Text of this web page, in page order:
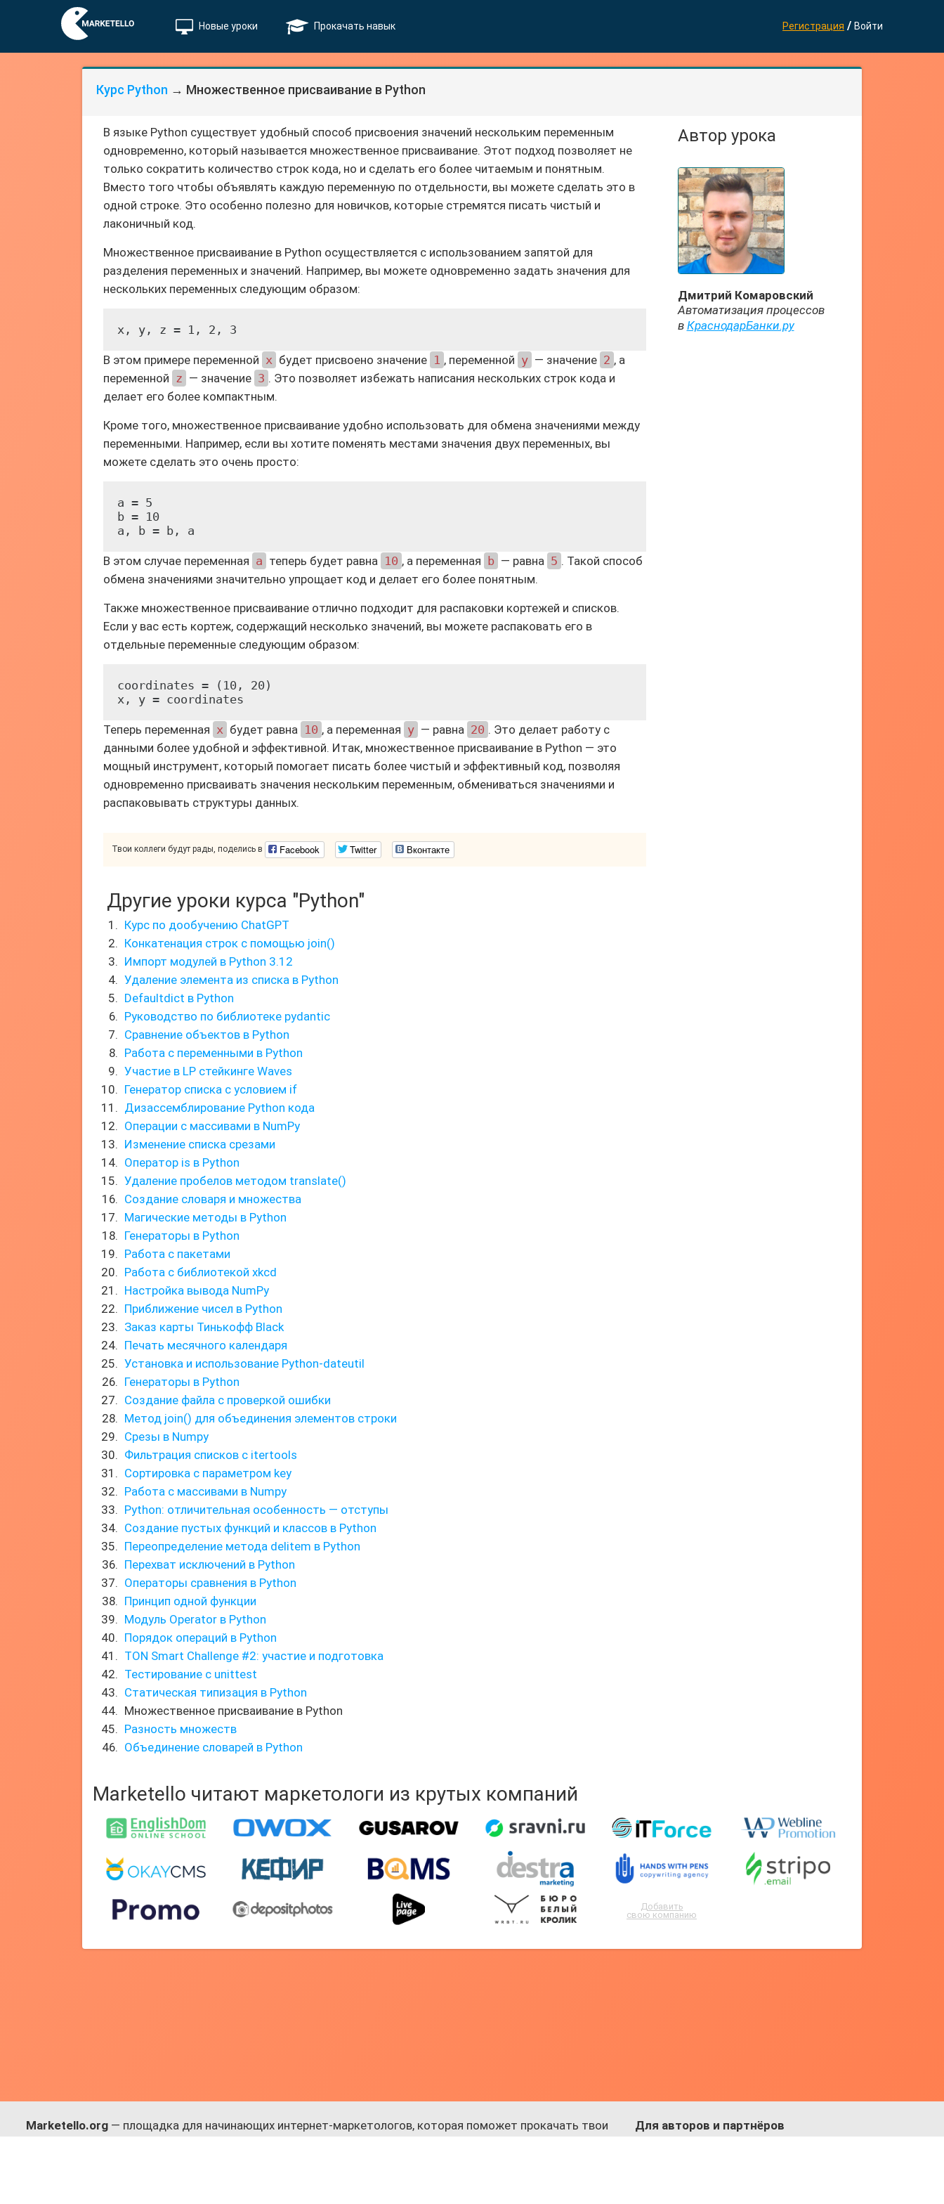
Новые уроки Прокачать навык Регистрация / Войти
Курс Python → Множественное присваивание в Python
В языке Python существует удобный способ присвоения значений нескольким переменным
одновременно, который называется множественное присваивание. Этот подход позволяет не
только сократить количество строк кода, но и сделать его более читаемым и понятным.
Вместо того чтобы объявлять каждую переменную по отдельности, вы можете сделать это в
одной строке. Это особенно полезно для новичков, которые стремятся писать чистый и
лаконичный код.
Множественное присваивание в Python осуществляется с использованием запятой для
разделения переменных и значений. Например, вы можете одновременно задать значения для
нескольких переменных следующим образом:
x, y, z = 1, 2, 3
В этом примере переменной x будет присвоено значение 1 , переменной y — значение 2 , а
переменной z — значение 3 . Это позволяет избежать написания нескольких строк кода и
делает его более компактным.
Кроме того, множественное присваивание удобно использовать для обмена значениями между
переменными. Например, если вы хотите поменять местами значения двух переменных, вы
можете сделать это очень просто:
a = 5
b = 10
a, b = b, a
В этом случае переменная a теперь будет равна 10 , а переменная b — равна 5 . Такой способ
обмена значениями значительно упрощает код и делает его более понятным.
Также множественное присваивание отлично подходит для распаковки кортежей и списков.
Если у вас есть кортеж, содержащий несколько значений, вы можете распаковать его в
отдельные переменные следующим образом:
coordinates = (10, 20)
x, y = coordinates
Теперь переменная x будет равна 10 , а переменная y — равна 20 . Это делает работу с
данными более удобной и эффективной. Итак, множественное присваивание в Python — это
мощный инструмент, который помогает писать более чистый и эффективный код, позволяя
одновременно присваивать значения нескольким переменным, обмениваться значениями и
распаковывать структуры данных.
Твои коллеги будут рады, поделись в Facebook Twitter Вконтакте
Автор урока
Дмитрий Комаровский
Автоматизация процессов
в КраснодарБанки.ру
Другие уроки курса "Python"
Курс по дообучению ChatGPT
Конкатенация строк с помощью join()
Импорт модулей в Python 3.12
Удаление элемента из списка в Python
Defaultdict в Python
Руководство по библиотеке pydantic
Сравнение объектов в Python
Работа с переменными в Python
Участие в LP стейкинге Waves
Генератор списка с условием if
Дизассемблирование Python кода
Операции с массивами в NumPy
Изменение списка срезами
Оператор is в Python
Удаление пробелов методом translate()
Создание словаря и множества
Магические методы в Python
Генераторы в Python
Работа с пакетами
Работа с библиотекой xkcd
Настройка вывода NumPy
Приближение чисел в Python
Заказ карты Тинькофф Black
Печать месячного календаря
Установка и использование Python-dateutil
Генераторы в Python
Создание файла с проверкой ошибки
Метод join() для объединения элементов строки
Срезы в Numpy
Фильтрация списков с itertools
Сортировка с параметром key
Работа с массивами в Numpy
Python: отличительная особенность — отступы
Создание пустых функций и классов в Python
Переопределение метода delitem в Python
Перехват исключений в Python
Операторы сравнения в Python
Принцип одной функции
Модуль Operator в Python
Порядок операций в Python
TON Smart Challenge #2: участие и подготовка
Тестирование с unittest
Статическая типизация в Python
Множественное присваивание в Python
Разность множеств
Объединение словарей в Python
Marketello читают маркетологи из крутых компаний
Добавить
свою компанию
Marketello.org — площадка для начинающих интернет-маркетологов, которая поможет прокачать твои
Для авторов и партнёров